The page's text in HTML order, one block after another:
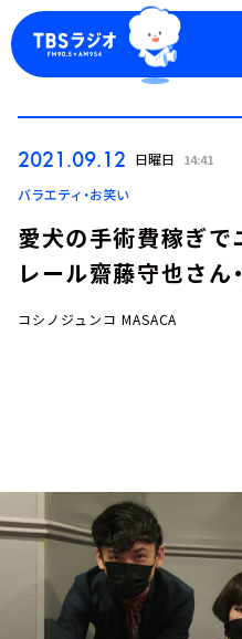
ログイン
お知らせ
イベント・グッズ
YouTube
会社情報
2021.09.12 日曜日 14:41
バラエティ・お笑い
愛犬の手術費稼ぎで
レール齋藤守也さん
コシノジュンコ MASACA